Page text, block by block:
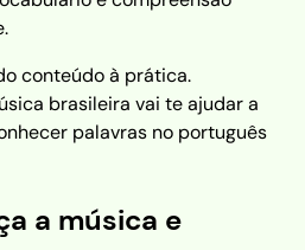
conteúdo à prática.
brasileira vai te ajudar a
palavras no português
a música e